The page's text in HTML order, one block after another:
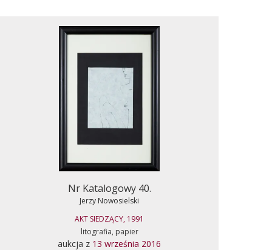
Nr Katalogowy 40.
Jerzy Nowosielski
AKT SIEDZĄCY, 1991
litografia, papier
aukcja z 13 września 2016